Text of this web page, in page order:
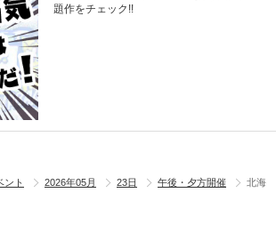
題作をチェック!!
ント 2026年05月 23日 午後・夕方開催
北海